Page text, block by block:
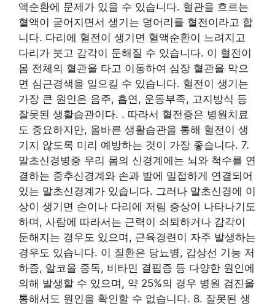
액순환에 문제가 있을 수 있습니다. 혈관을 흐르는
혈액이 굳어지면서 생기는 덩어리를 혈전이라고 합
니다. 다리에 혈전이 생기면 혈액순환이 느려지고
다리가 붓고 감각이 둔해질 수 있습니다. 이 혈전이
몸 전체의 혈관을 타고 이동하여 심장 혈관을 막으
면 심근경색을 일으킬 수 있습니다. 혈전이 생기는
가장 큰 원인은 음주, 흡연, 운동부족, 고지방식 등
잘못된 생활습관이다. . 따라서 혈전증은 병원치료
도 중요하지만, 올바른 생활습관을 통해 혈전이 생
기지 않도록 미리 예방하는 것이 가장 좋습니다. 7.
말초신경병증 우리 몸의 신경계에는 뇌와 척수를 연
결하는 중추신경계와 손과 발에 밀접하게 연결되어
있는 말초신경계가 있습니다. 그러나 말초신경에 이
상이 생기면 손이나 다리에 저림 증상이 나타나기도
하며, 사람에 따라서는 근력이 쇠퇴하거나 감각이
둔해지는 경우도 있으며, 근육경련이 자주 발생하는
경우도 있습니다. 이 질환은 당뇨병, 갑상선 기능 저
하증, 알코올 중독, 비타민 결핍증 등 다양한 원인에
의해 발생할 수 있으며, 약 25%의 경우 병원 검진을
통해서도 원인을 확인할 수 없습니다. 8. 잘못된 생